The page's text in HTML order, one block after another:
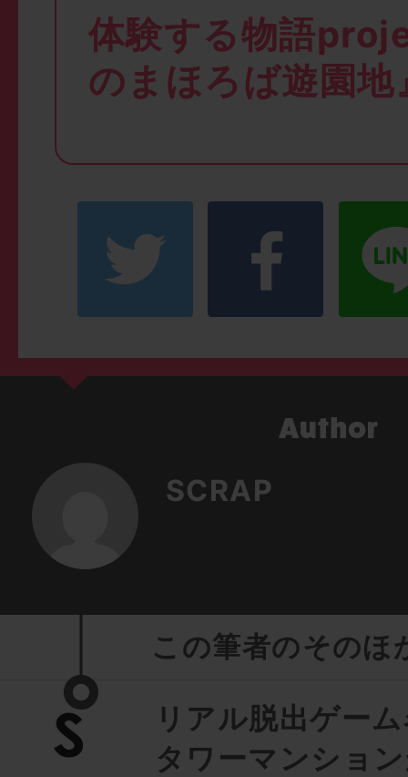
体験する物語
のまほろば遊園地
SCRAP
この筆者のそのほ
リアル脱出ゲー
タワーマンショ